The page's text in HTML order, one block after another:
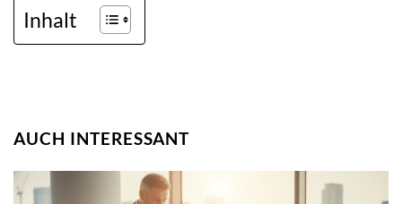
Inhalt
AUCH INTERESSANT